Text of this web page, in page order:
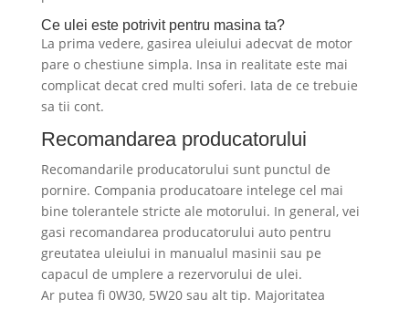
Ce ulei este potrivit pentru masina ta?
La prima vedere, gasirea uleiului adecvat de motor
pare o chestiune simpla. Insa in realitate este mai
complicat decat cred multi soferi. Iata de ce trebuie
sa tii cont.
Recomandarea producatorului
Recomandarile producatorului sunt punctul de
pornire. Compania producatoare intelege cel mai
bine tolerantele stricte ale motorului. In general, vei
gasi recomandarea producatorului auto pentru
greutatea uleiului in manualul masinii sau pe
capacul de umplere a rezervorului de ulei.
Ar putea fi 0W30, 5W20 sau alt tip. Majoritatea